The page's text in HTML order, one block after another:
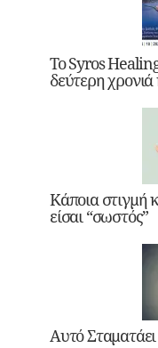
Το Syros
δεύτερη
Κάποια στιγμή
είσαι “σωστός”
Αυτό